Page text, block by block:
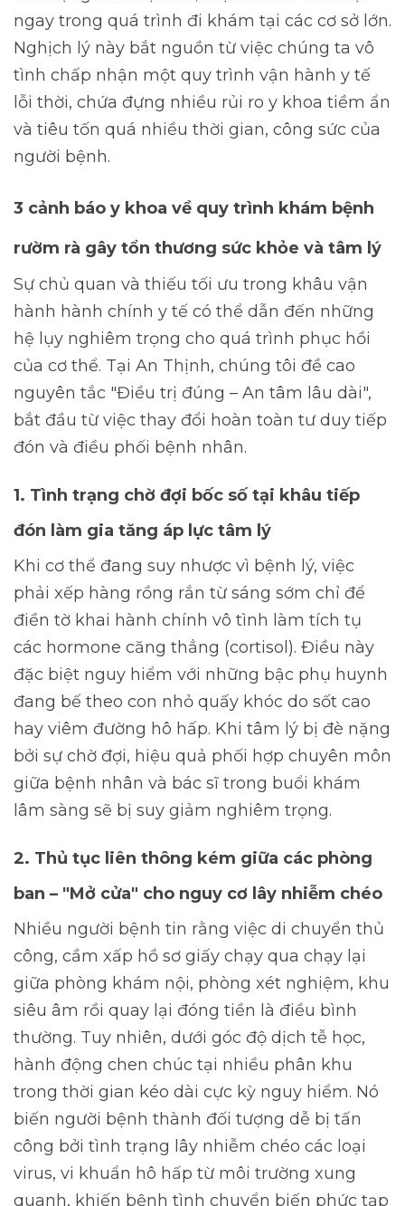
ngay trong quá trình đi khám tại các cơ sở lớn.
Nghịch lý này bắt nguồn từ việc chúng ta vô
tình chấp nhận một quy trình vận hành y tế
lỗi thời, chứa đựng nhiều rủi ro y khoa tiềm ẩn
và tiêu tốn quá nhiều thời gian, công sức của
người bệnh.
3 cảnh báo y khoa về quy trình khám bệnh
rườm rà gây tổn thương sức khỏe và tâm lý
Sự chủ quan và thiếu tối ưu trong khâu vận
hành hành chính y tế có thể dẫn đến những
hệ lụy nghiêm trọng cho quá trình phục hồi
của cơ thể. Tại An Thịnh, chúng tôi đề cao
nguyên tắc "Điều trị đúng – An tâm lâu dài",
bắt đầu từ việc thay đổi hoàn toàn tư duy tiếp
đón và điều phối bệnh nhân.
1. Tình trạng chờ đợi bốc số tại khâu tiếp
đón làm gia tăng áp lực tâm lý
Khi cơ thể đang suy nhược vì bệnh lý, việc
phải xếp hàng rồng rắn từ sáng sớm chỉ để
điền tờ khai hành chính vô tình làm tích tụ
các hormone căng thẳng (cortisol). Điều này
đặc biệt nguy hiểm với những bậc phụ huynh
đang bế theo con nhỏ quấy khóc do sốt cao
hay viêm đường hô hấp. Khi tâm lý bị đè nặng
bởi sự chờ đợi, hiệu quả phối hợp chuyên môn
giữa bệnh nhân và bác sĩ trong buổi khám
lâm sàng sẽ bị suy giảm nghiêm trọng.
2. Thủ tục liên thông kém giữa các phòng
ban – "Mở cửa" cho nguy cơ lây nhiễm chéo
Nhiều người bệnh tin rằng việc di chuyển thủ
công, cầm xấp hồ sơ giấy chạy qua chạy lại
giữa phòng khám nội, phòng xét nghiệm, khu
siêu âm rồi quay lại đóng tiền là điều bình
thường. Tuy nhiên, dưới góc độ dịch tễ học,
hành động chen chúc tại nhiều phân khu
trong thời gian kéo dài cực kỳ nguy hiểm. Nó
biến người bệnh thành đối tượng dễ bị tấn
công bởi tình trạng lây nhiễm chéo các loại
virus, vi khuẩn hô hấp từ môi trường xung
quanh, khiến bệnh tình chuyển biến phức tạp